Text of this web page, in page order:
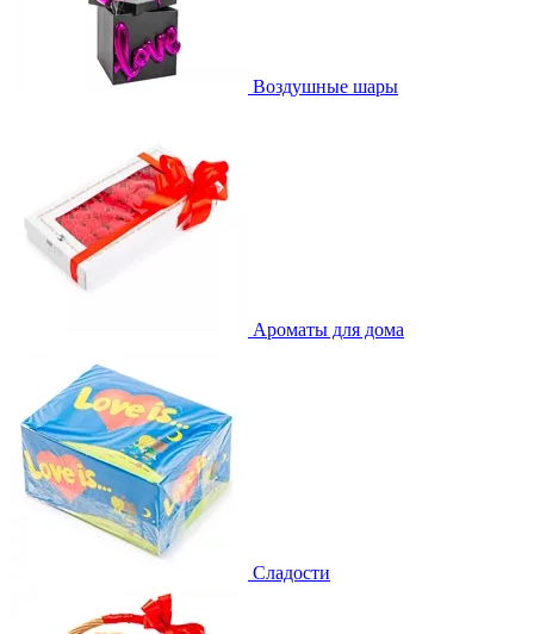
Воздушные шары
Ароматы для дома
Сладости